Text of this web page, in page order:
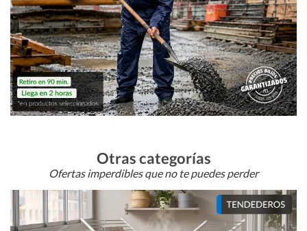
Otras categorías
Ofertas imperdibles que no te puedes perder